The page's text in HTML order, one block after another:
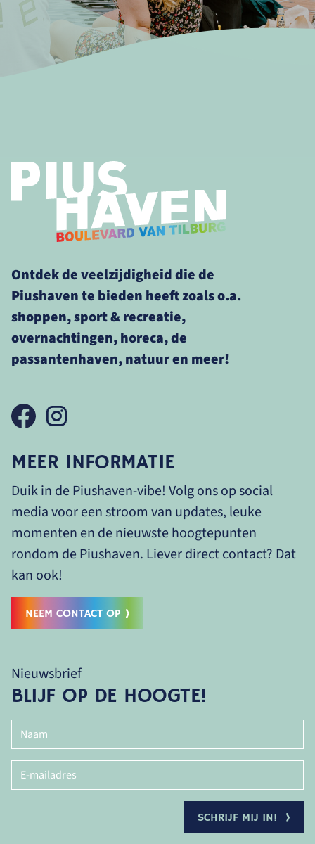
Ontdek de veelzijdigheid die de
Piushaven te bieden heeft zoals o.a.
shoppen, sport & recreatie,
overnachtingen, horeca, de
passantenhaven, natuur en meer!
MEER INFORMATIE
Duik in de Piushaven-vibe! Volg ons op social
media voor een stroom van updates, leuke
momenten en de nieuwste hoogtepunten
rondom de Piushaven. Liever direct contact? Dat
kan ook!
NEEM CONTACT OP
Nieuwsbrief
BLIJF OP DE HOOGTE!
SCHRIJF MIJ IN!